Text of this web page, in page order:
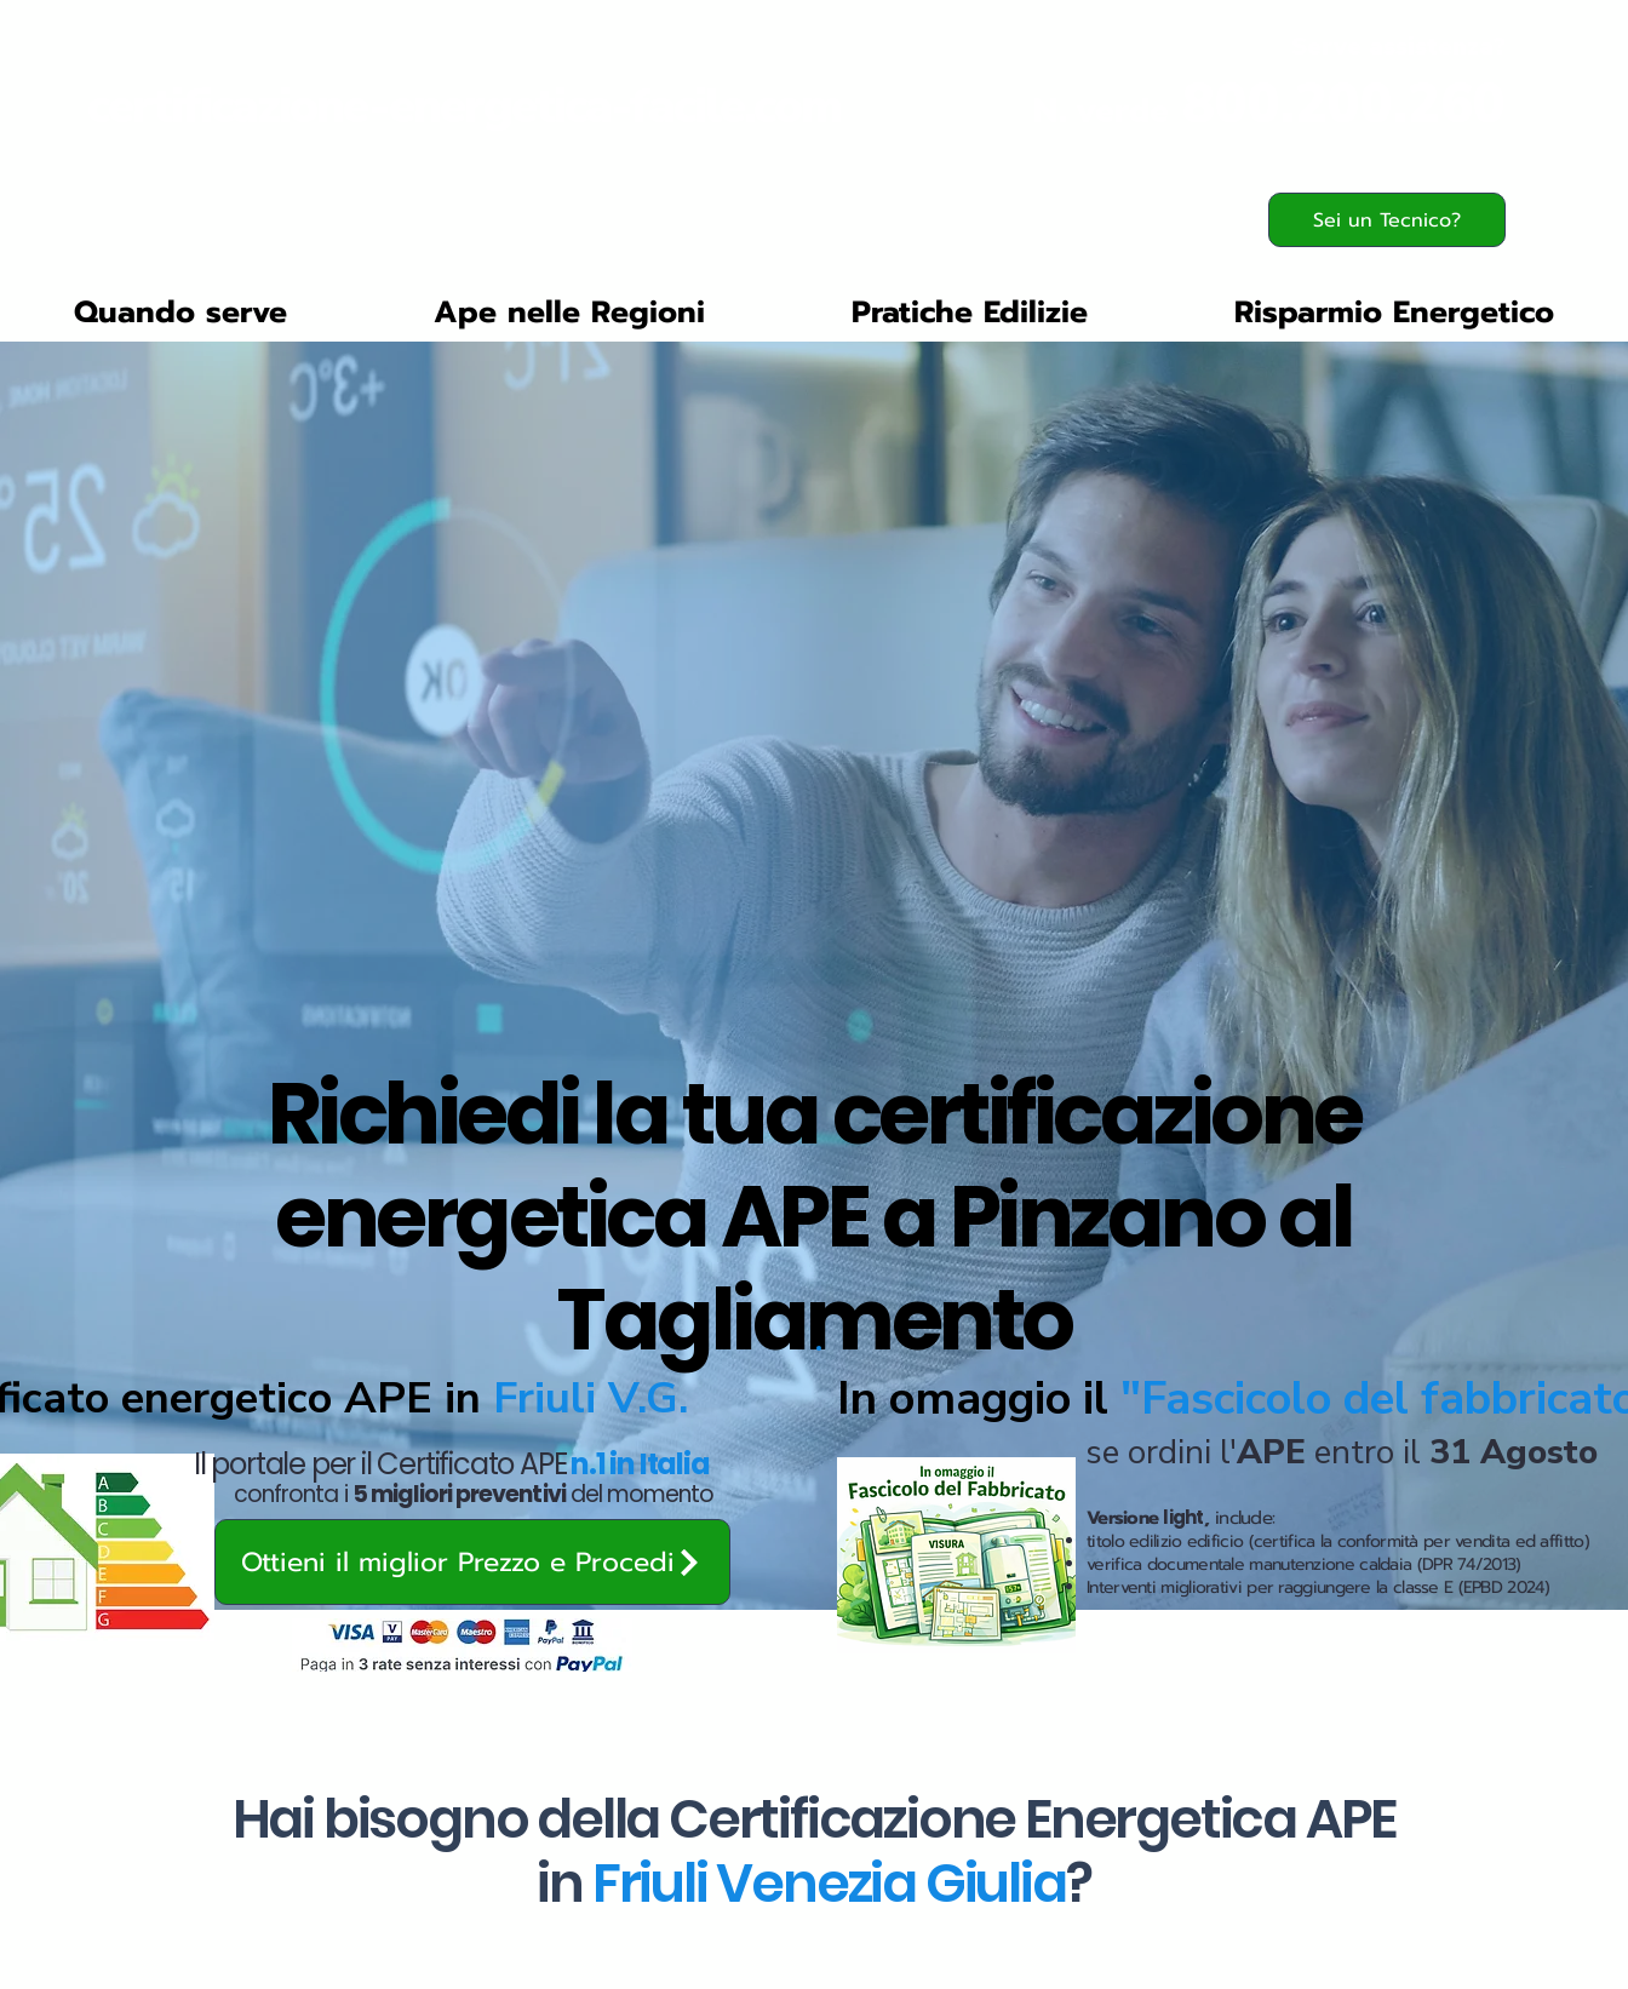
Sei un Tecnico?
Richiedi la tua certificazione
energetica APE a Pinzano al
Tagliamento
energetico APE in Friuli V.G.
Ottieni il miglior Prezzo e Procedi
Il portale per il Certificato APEn.1 in Italia
confronta i 5 migliori preventividel momento
In omaggio il "Fascicolo del
se ordini l'APE entro il 31 Agosto
Versionelight,include:
titolo edilizio edificio (certifica la conformità per vendita ed affitto)
verifica documentale manutenzione caldaia (DPR 74/2013)
Interventi migliorativi per raggiungere la classe E (EPBD 2024)
Hai bisogno della Certificazione Energetica APE
inFriuli Venezia Giulia?
Quando serve Ape nelle Regioni Pratiche Edilizie Risparmio Energetico